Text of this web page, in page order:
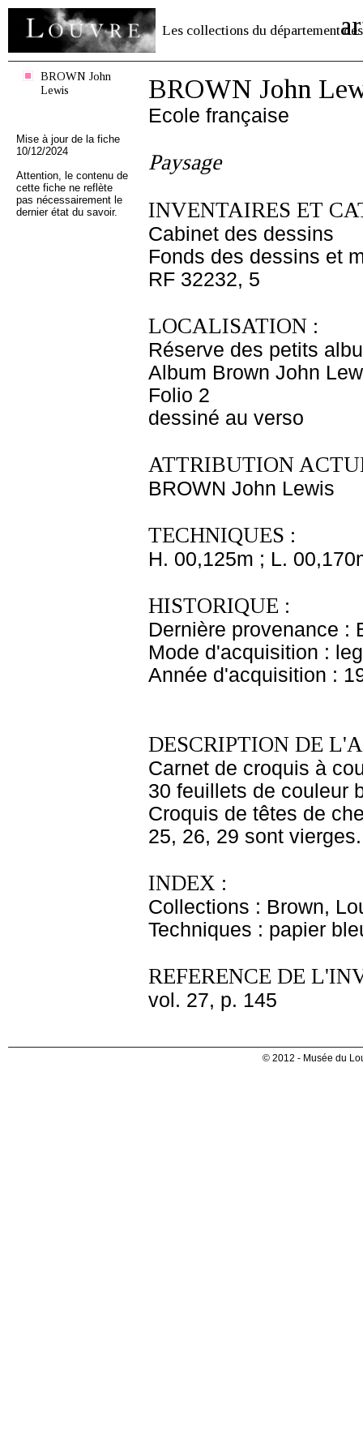
Les collections du département des
BROWN John
Lewis
Mise à jour de la fiche
10/12/2024
Attention, le contenu de
cette fiche ne reflète
pas nécessairement le
dernier état du savoir.
BROWN John
Ecole française
Paysage
INVENTAIRES ET
Cabinet des dessins
Fonds des dessins et
RF 32232, 5
LOCALISATION :
Réserve des petits
Album Brown John
Folio 2
dessiné au verso
ATTRIBUTION
BROWN John Lewis
TECHNIQUES :
H. 00,125m ; L.
HISTORIQUE :
Dernière provenance :
Mode d'acquisition :
Année d'acquisition :
DESCRIPTION DE
Carnet de croquis à
30 feuillets de couleur
Croquis de têtes de
25, 26, 29 sont
INDEX :
Collections : Brown,
Techniques : papier
REFERENCE DE
vol. 27, p. 145
© 2012 - Musée du